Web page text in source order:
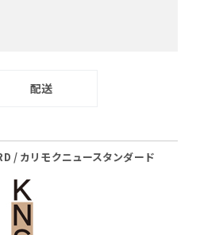
配送
/ カリモクニュースタンダード